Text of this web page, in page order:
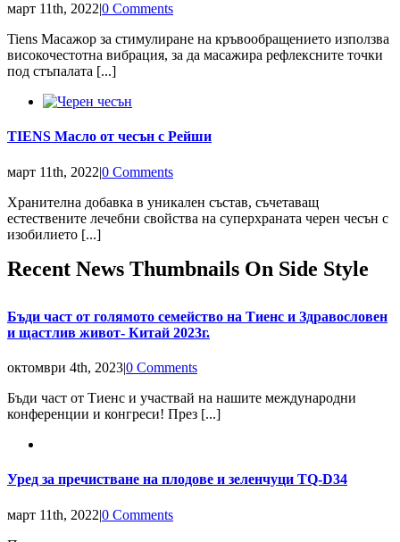
март 11th, 2022|0 Comments
Tiens Масажор за стимулиране на кръвообращението използва
високочестотна вибрация, за да масажира рефлексните точки
под стъпалата [...]
TIENS Масло от чесън с Рейши
март 11th, 2022|0 Comments
Хранителна добавка в уникален състав, съчетаващ
естествените лечебни свойства на суперхраната черен чесън с
изобилието [...]
Recent News Thumbnails On Side Style
Бъди част от голямото семейство на Тиенс и Здравословен
и щастлив живот- Китай 2023г.
октомври 4th, 2023|0 Comments
Бъди част от Тиенс и участвай на нашите международни
конференции и конгреси! През [...]
Уред за пречистване на плодове и зеленчуци TQ-D34
март 11th, 2022|0 Comments